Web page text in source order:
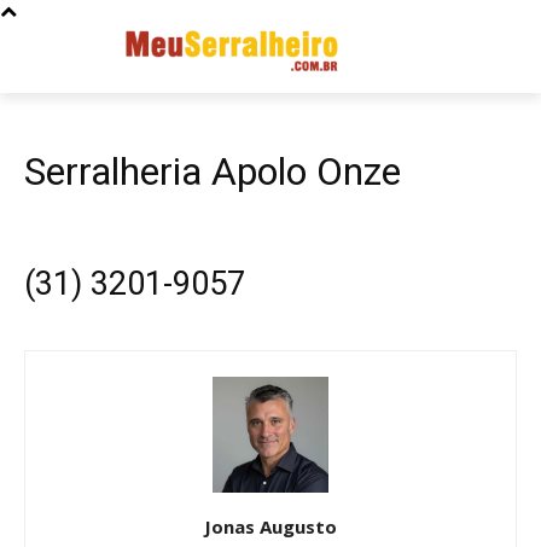
Serralheria Apolo Onze
(31) 3201-9057
Jonas Augusto